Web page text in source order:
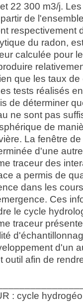
22 300 m3/j.
de
respectivement
du radon,
calculée pour
que les taux
tests réalisés
de déterminer
ne sont pas
de
La fenêtre
d'une
traceur des
a permis de
dans les
Ces
le cycle
traceur
d'un
outil afin de
: cycle